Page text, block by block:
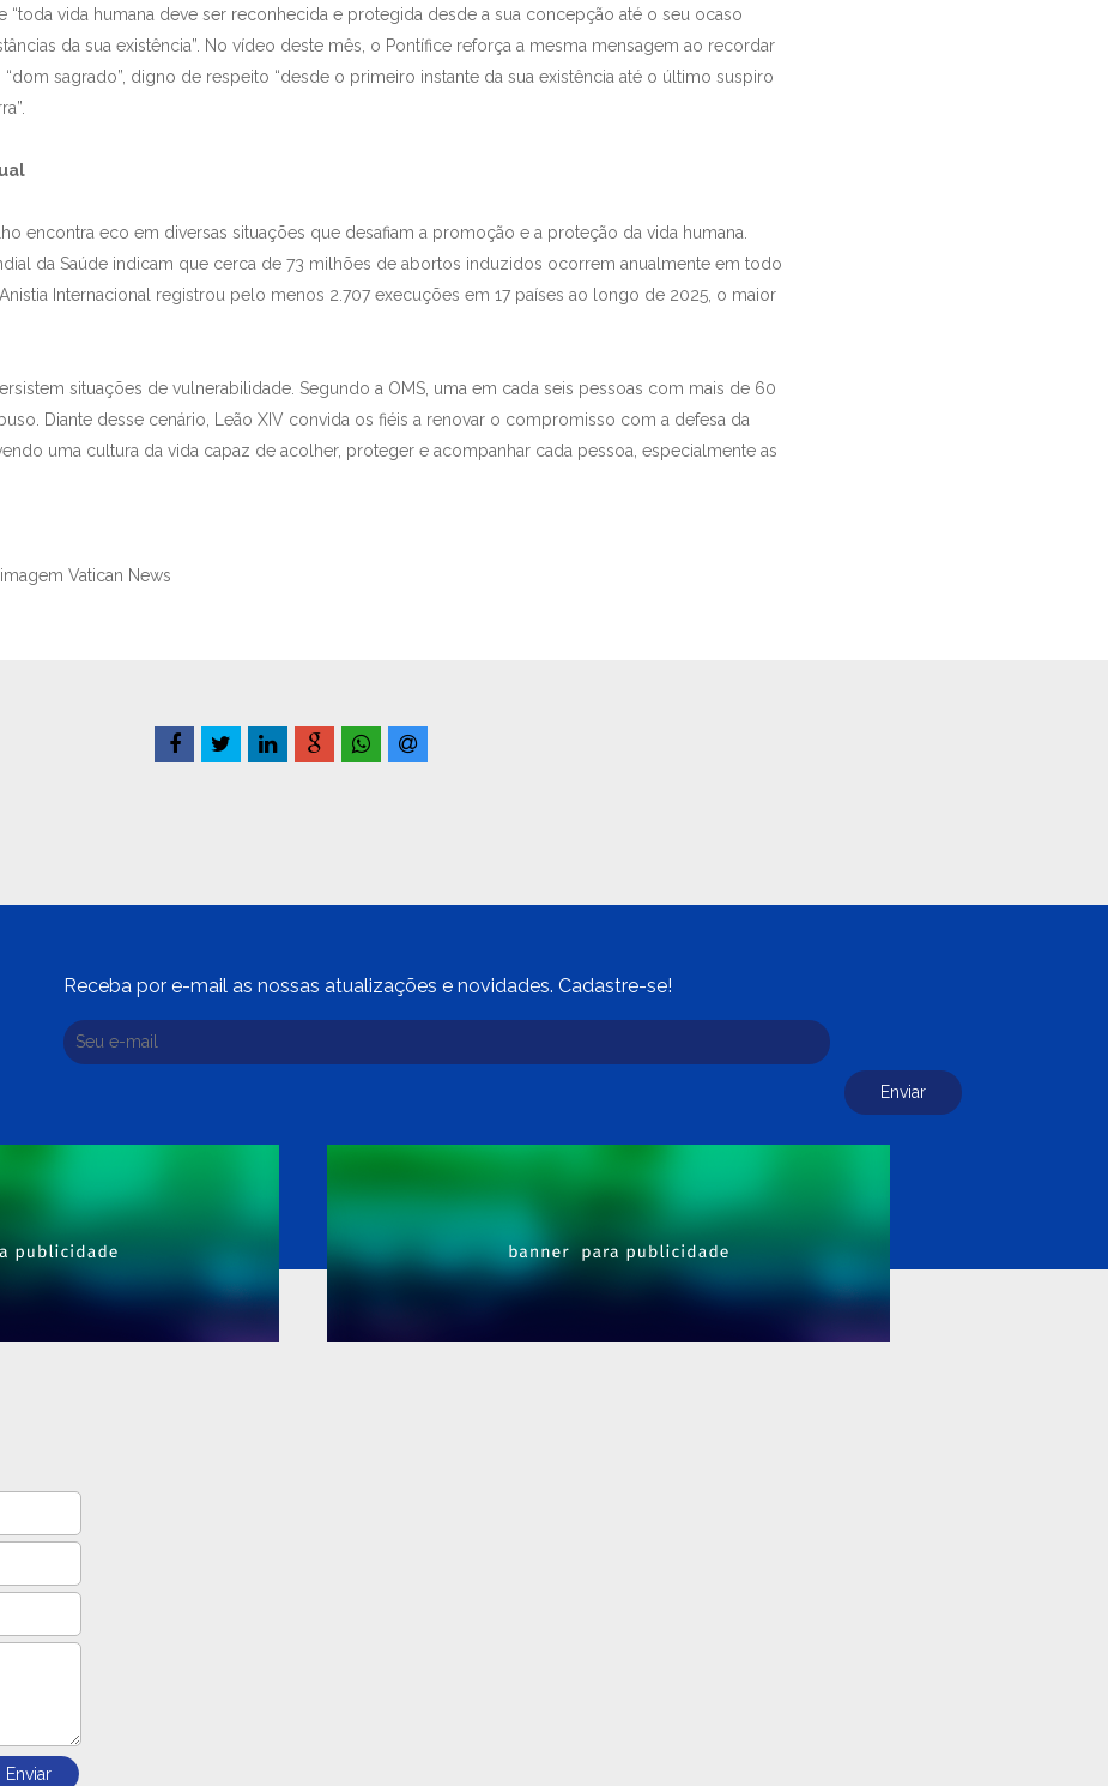
“toda vida humana deve ser reconhecida e protegida desde a sua concepção até o seu ocaso
da sua existência”. No vídeo deste mês, o Pontífice reforça a mesma mensagem ao recordar
sagrado”, digno de respeito “desde o primeiro instante da sua existência até o último suspiro
encontra eco em diversas situações que desafiam a promoção e a proteção da vida humana.
da Saúde indicam que cerca de 73 milhões de abortos induzidos ocorrem anualmente em todo
Internacional registrou pelo menos 2.707 execuções em 17 países ao longo de 2025, o maior
situações de vulnerabilidade. Segundo a OMS, uma em cada seis pessoas com mais de 60
Diante desse cenário, Leão XIV convida os fiéis a renovar o compromisso com a defesa da
uma cultura da vida capaz de acolher, proteger e acompanhar cada pessoa, especialmente as
Vatican News
Receba por e-mail as nossas atualizações e novidades. Cadastre-se!